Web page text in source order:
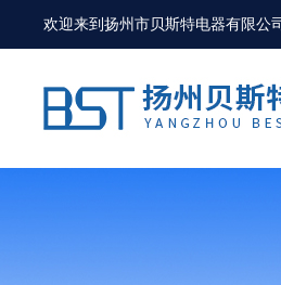
欢迎来到扬州市贝斯特电器有限公